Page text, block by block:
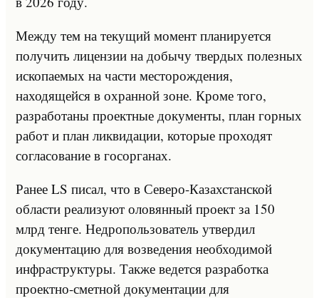
Между тем на текущий момент планируется
получить лицензии на добычу твердых полезных
ископаемых на части месторождения,
находящейся в охранной зоне. Кроме того,
разработаны проектные документы, план горных
работ и план ликвидации, которые проходят
согласование в госорганах.
Ранее LS писал, что в Северо-Казахстанской
области реализуют оловянный проект за 150
млрд тенге. Недропользователь утвердил
документацию для возведения необходимой
инфраструктуры. Также ведется разработка
проектно-сметной документации для